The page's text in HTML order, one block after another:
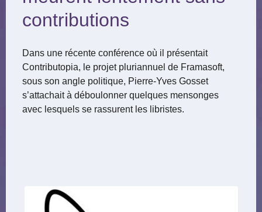
contributions
Dans une récente conférence où il présentait
Contributopia, le projet pluriannuel de Framasoft,
sous son angle politique, Pierre-Yves Gosset
s’attachait à déboulonner quelques mensonges
avec lesquels se rassurent les libristes.